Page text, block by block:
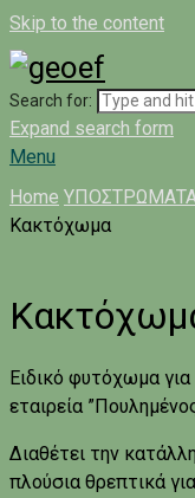
Skip to the content
Search for:
Expand search form
Menu
Home
Κακτόχωμα
Ειδικό φυτόχωμα
εταιρεία
Διαθέτει την
πλούσια θρεπτικά